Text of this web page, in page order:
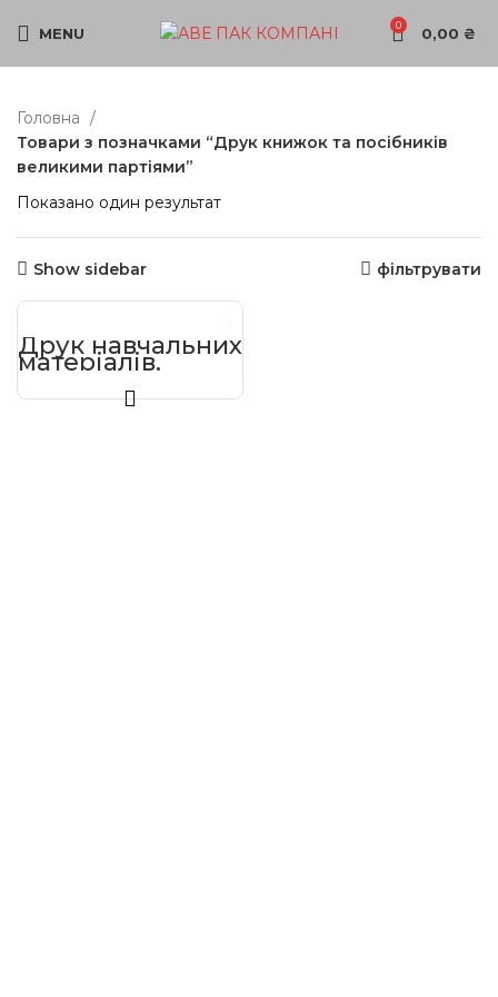
MENU 0 0,00 ₴
Головна
Товари з позначками “Друк книжок та посібників
великими партіями”
Показано один результат
Show sidebar фільтрувати
Друк навчальних
матеріалів,
методичних
посібників